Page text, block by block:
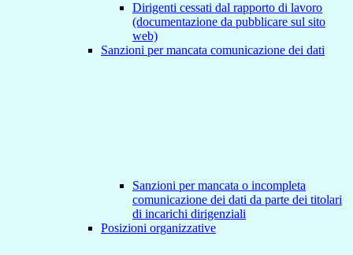
Dirigenti cessati dal rapporto di lavoro
(documentazione da pubblicare sul sito
web)
Sanzioni per mancata comunicazione dei dati
Sanzioni per mancata o incompleta
comunicazione dei dati da parte dei titolari
di incarichi dirigenziali
Posizioni organizzative